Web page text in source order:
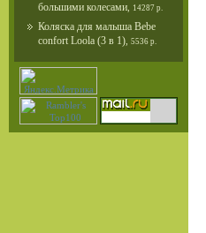
большими колесами
14287 р.
Коляска для малыша Bebe
confort Loola (3 в 1) 5536 р.